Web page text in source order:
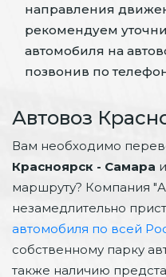
направления
рекомендуем
автомобиля на
позвонив по
Автовоз
Вам необходимо
Красноярск - Самара
маршруту? Компания
незамедлительно
автомобиля по всей
собственному парку
также наличию